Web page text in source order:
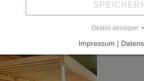
Details anzeigen
Impressum |